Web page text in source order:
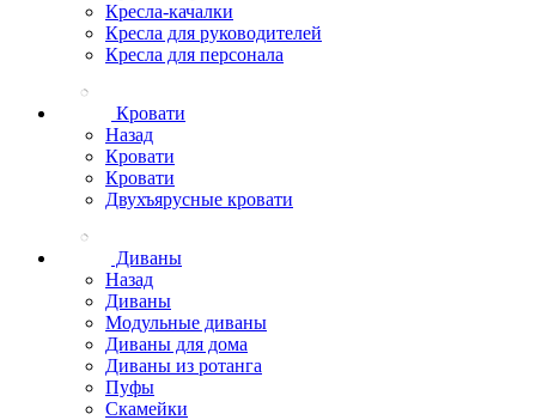
Кресла-качалки
Кресла для руководителей
Кресла для персонала
Кровати
Назад
Кровати
Кровати
Двухъярусные кровати
Диваны
Назад
Диваны
Модульные диваны
Диваны для дома
Диваны из ротанга
Пуфы
Скамейки